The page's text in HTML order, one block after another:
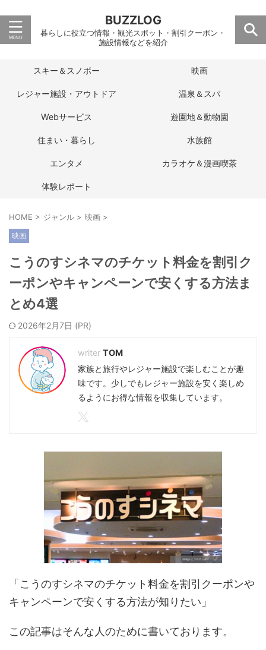
BUZZLOG
暮らしに役立つ情報・観光スポット・割引クーポン・
施設情報などを紹介
スキー＆スノボー 映画
レジャー施設・アウトドア 温泉＆スパ
Webサービス 遊園地＆動物園
住まい・暮らし 水族館
エンタメ カラオケ＆漫画喫茶
体験レポート
HOME > ジャンル > 映画 >
映画
こうのすシネマのチケット料金を割引ク
ーポンやキャンペーンで安くする方法ま
とめ4選
2026年2月7日
TOM
家族と旅行やレジャー施設で楽しむことが趣
味です。少しでもレジャー施設を安く楽しめ
るようにお得な情報を収集しています。
「 こうのすシネマのチケット料金を割引クーポンや
キャンペーンで安くする方法が知りたい」
この記事はそんな人のために書いております。